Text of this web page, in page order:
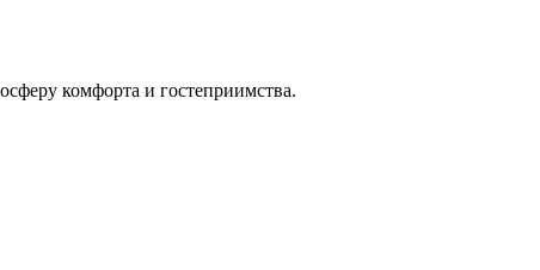
комфорта и гостеприимства.